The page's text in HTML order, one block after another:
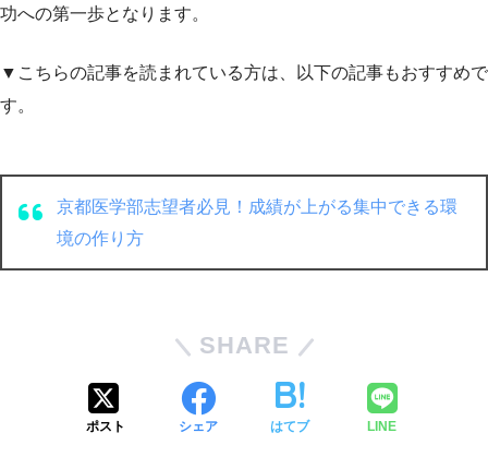
功への第一歩となります。
▼こちらの記事を読まれている方は、以下の記事もおすすめで
す。
京都医学部志望者必見！成績が上がる集中できる環
境の作り方
SHARE
ポスト シェア はてブ LINE